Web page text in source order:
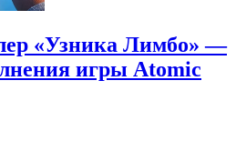
«Узника Лимбо» —
игры Atomic